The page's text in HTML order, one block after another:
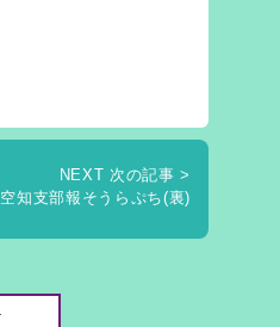
NEXT 次の記事 >
空知支部報そうらぷち(裏)